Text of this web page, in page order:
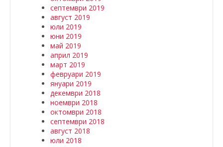
септември 2019
август 2019
юли 2019
юни 2019
май 2019
април 2019
март 2019
февруари 2019
януари 2019
декември 2018
ноември 2018
октомври 2018
септември 2018
август 2018
юли 2018